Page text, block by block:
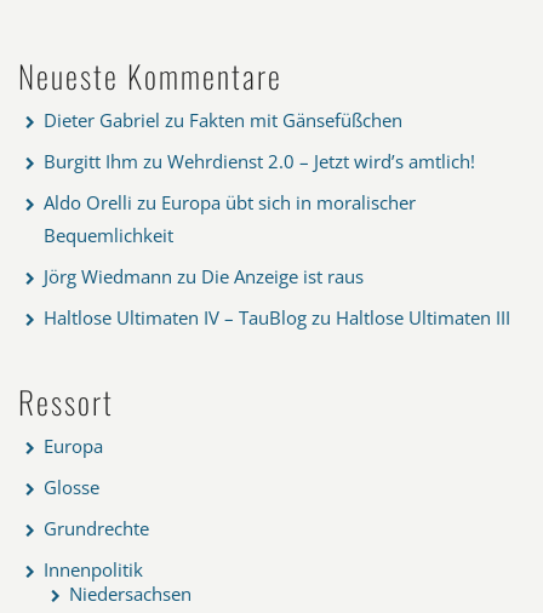
Neueste Kommentare
Dieter Gabriel zu Fakten mit Gänsefüßchen
Burgitt Ihm zu Wehrdienst 2.0 – Jetzt wird’s amtlich!
Aldo Orelli zu Europa übt sich in moralischer
Bequemlichkeit
Jörg Wiedmann zu Die Anzeige ist raus
Haltlose Ultimaten IV – TauBlog zu Haltlose Ultimaten III
Ressort
Europa
Glosse
Grundrechte
Innenpolitik
Niedersachsen